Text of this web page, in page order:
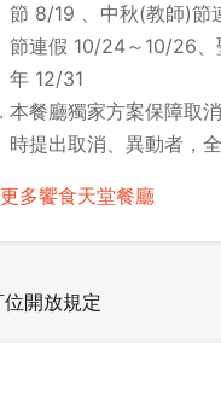
節 8/19 、中秋(教師)節
節連假 10/24～10/26
年 12/31
本餐廳獨家方案保障取
時提出取消、異動者，
多饗食天堂餐廳
位開放規定